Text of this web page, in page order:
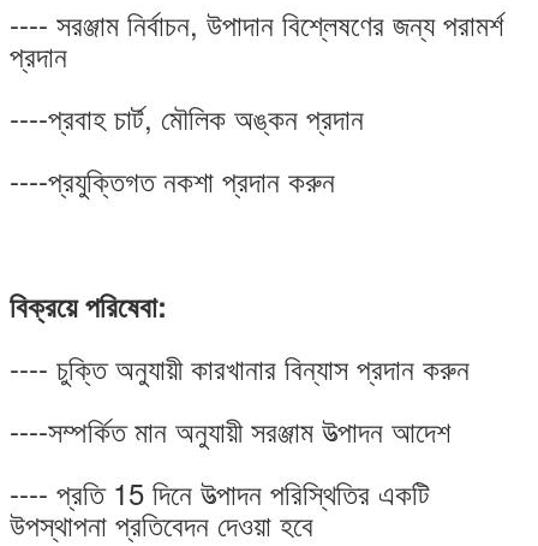
---- সরঞ্জাম নির্বাচন, উপাদান বিশ্লেষণের জন্য পরামর্শ
প্রদান
----প্রবাহ চার্ট, মৌলিক অঙ্কন প্রদান
----প্রযুক্তিগত নকশা প্রদান করুন
বিক্রয়ে পরিষেবা:
---- চুক্তি অনুযায়ী কারখানার বিন্যাস প্রদান করুন
----সম্পর্কিত মান অনুযায়ী সরঞ্জাম উত্পাদন আদেশ
---- প্রতি 15 দিনে উত্পাদন পরিস্থিতির একটি
উপস্থাপনা প্রতিবেদন দেওয়া হবে